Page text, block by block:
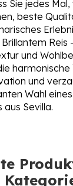
Sie jedes Mal,
beste
und
und
Wahl
Sevilla.